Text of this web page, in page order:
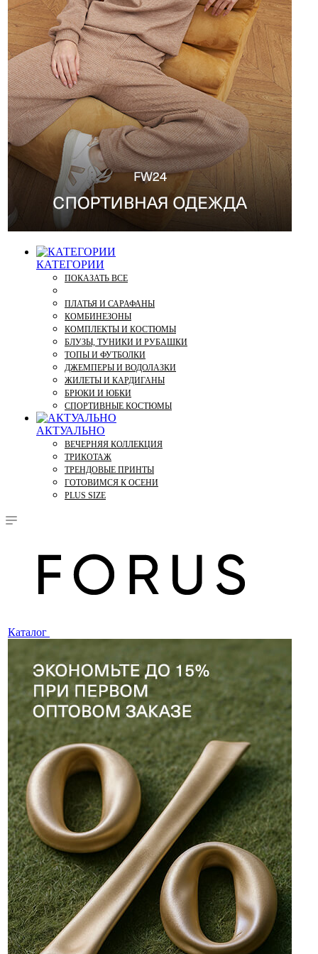
КАТЕГОРИИ
ПОКАЗАТЬ ВСЕ
ПЛАТЬЯ И САРАФАНЫ
КОМБИНЕЗОНЫ
КОМПЛЕКТЫ И КОСТЮМЫ
БЛУЗЫ, ТУНИКИ И РУБАШКИ
ТОПЫ И ФУТБОЛКИ
ДЖЕМПЕРЫ И ВОДОЛАЗКИ
ЖИЛЕТЫ И КАРДИГАНЫ
БРЮКИ И ЮБКИ
СПОРТИВНЫЕ КОСТЮМЫ
АКТУАЛЬНО
ВЕЧЕРНЯЯ КОЛЛЕКЦИЯ
ТРИКОТАЖ
ТРЕНДОВЫЕ ПРИНТЫ
ГОТОВИМСЯ К ОСЕНИ
PLUS SIZE
Каталог